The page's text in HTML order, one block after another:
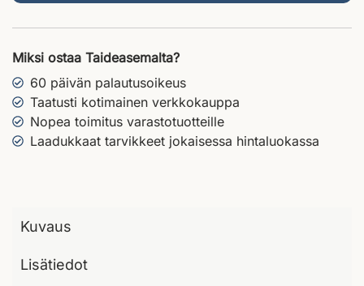
Miksi ostaa Taideasemalta?
60 päivän palautusoikeus
Taatusti kotimainen verkkokauppa
Nopea toimitus varastotuotteille
Laadukkaat tarvikkeet jokaisessa hintaluokassa
Kuvaus
Lisätiedot